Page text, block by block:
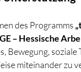
des Programms
– Hessische
Bewegung, soziale
miteinander zu